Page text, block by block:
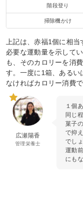
階段登り
掃除機かけ
上記は、赤福1個に相
必要な運動量を示して
も、そのカロリーを消
す。一度に1箱、あるい
なければカロリー消費で
広瀬陽香
管理栄養士
１個
同じ
菓子
で抑
でし
運動
にも